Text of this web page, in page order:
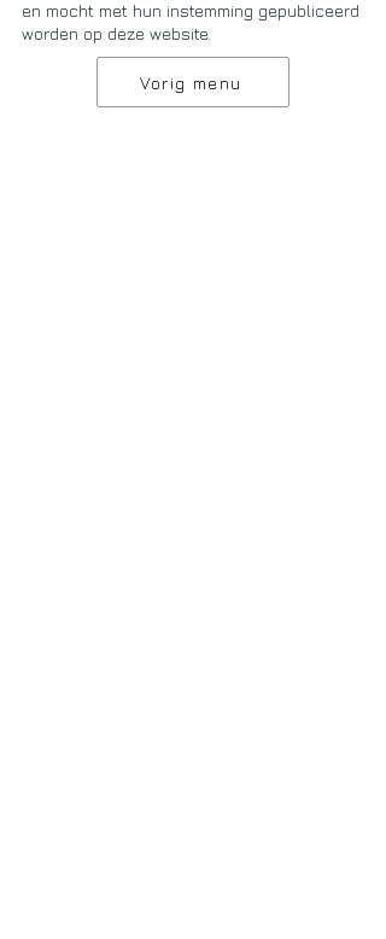
en mocht met hun instemming gepubliceerd
worden op deze website.
Vorig menu